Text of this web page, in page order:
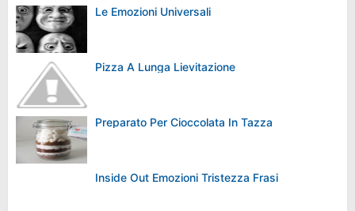
Le Emozioni Universali
Pizza A Lunga Lievitazione
Preparato Per Cioccolata In Tazza
Inside Out Emozioni Tristezza Frasi